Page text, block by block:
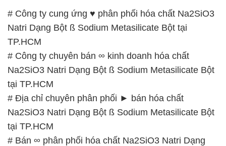
# Công ty cung ứng ♥ phân phối hóa chất Na2SiO3
Natri Dạng Bột ß Sodium Metasilicate Bột tại
TP.HCM
# Công ty chuyên bán ∞ kinh doanh hóa chất
Na2SiO3 Natri Dạng Bột ß Sodium Metasilicate Bột
tại TP.HCM
# Địa chỉ chuyên phân phối ► bán hóa chất
Na2SiO3 Natri Dạng Bột ß Sodium Metasilicate Bột
tại TP.HCM
# Bán ∞ phân phối hóa chất Na2SiO3 Natri Dạng